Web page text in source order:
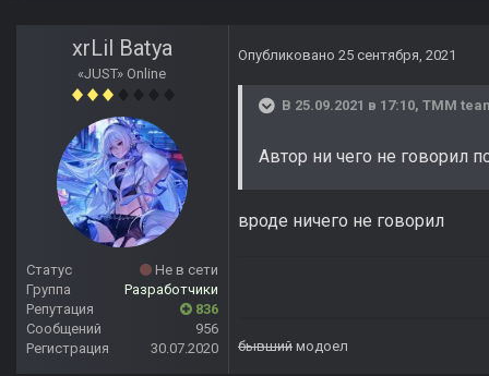
xrLil Batya
«JUST» Online
Статус
Не в сети
Группа
Разработчики
Репутация
836
Сообщений
956
Регистрация
30.07.2020
Опубликовано 25 сентября, 2021
В 25.09.2021 в 17:10, TMM
Автор ни чего не говорил
вроде ничего не говорил
бывший модоел